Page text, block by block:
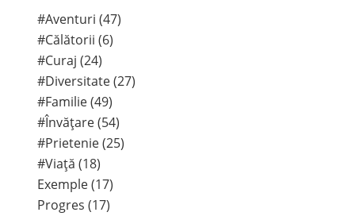
#Aventuri (47)
#Călătorii (6)
#Curaj (24)
#Diversitate (27)
#Familie (49)
#Învățare (54)
#Prietenie (25)
#Viață (18)
Exemple (17)
Progres (17)